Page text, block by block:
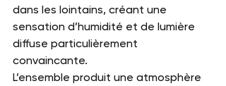
dans les lointains, créant une
sensation d’humidité et de lumière
diffuse particulièrement
convaincante.
L’ensemble produit une atmosphère